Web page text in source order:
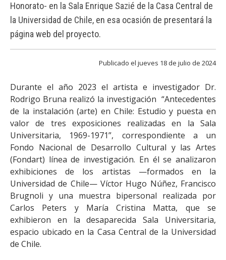
BIBLIOTECA
DEPARTAMENTOS
FACULTAD
Académicas/os Egresadas/os
Honorato- en la Sala Enrique Sazié de la Casa Central de
la Universidad de Chile, en esa ocasión de presentará la
página web del proyecto.
Publicado el jueves 18 de julio de 2024
Durante el año 2023 el artista e investigador Dr.
Rodrigo Bruna realizó la investigación “Antecedentes
de la instalación (arte) en Chile: Estudio y puesta en
valor de tres exposiciones realizadas en la Sala
Universitaria, 1969-1971”, correspondiente a un
Fondo Nacional de Desarrollo Cultural y las Artes
(Fondart) línea de investigación. En él se analizaron
exhibiciones de los artistas —formados en la
Universidad de Chile— Víctor Hugo Núñez, Francisco
Brugnoli y una muestra bipersonal realizada por
Carlos Peters y María Cristina Matta, que se
exhibieron en la desaparecida Sala Universitaria,
espacio ubicado en la Casa Central de la Universidad
de Chile.